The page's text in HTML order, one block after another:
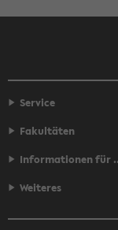
Service
Fakultäten
Informationen für
Weiteres